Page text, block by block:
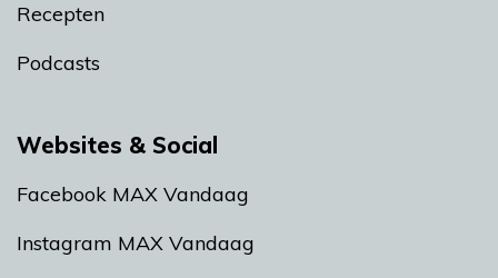
Recepten
Podcasts
Websites & Social
Facebook MAX Vandaag
Instagram MAX Vandaag